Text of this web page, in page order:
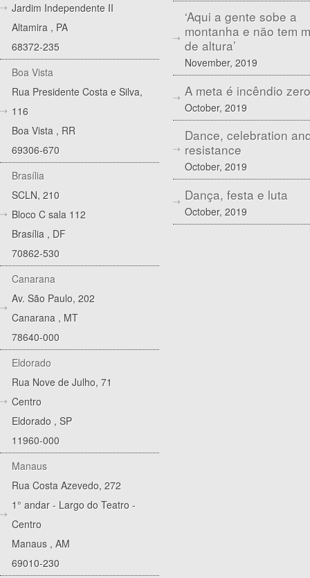
Jardim Independente II
Altamira , PA
68372-235
Boa Vista
Rua Presidente Costa e Silva,
116
Boa Vista , RR
69306-670
Brasília
SCLN, 210
Bloco C sala 112
Brasília , DF
70862-530
Canarana
Av. São Paulo, 202
Canarana , MT
78640-000
Eldorado
Rua Nove de Julho, 71
Centro
Eldorado , SP
11960-000
Manaus
Rua Costa Azevedo, 272
1° andar - Largo do Teatro -
Centro
Manaus , AM
69010-230
‘Aqui a gente sobe a
montanha e não tem
de altura’
November, 2019
A meta é incêndio zero
October, 2019
Dance, celebration
resistance
October, 2019
Dança, festa e luta
October, 2019